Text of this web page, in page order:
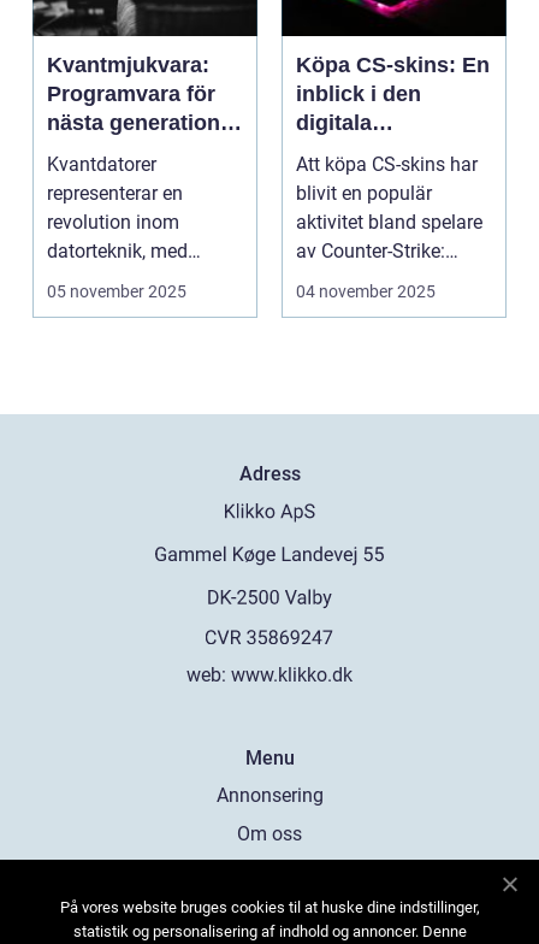
Kvantmjukvara:
Programvara för
nästa generations
datorer
Kvantdatorer
representerar en
revolution inom
datorteknik, med
kapacitet att lösa
05 november 2025
Köpa CS-skins: En
inblick i den
digitala
handelsvärlden
Att köpa CS-skins har
blivit en populär
aktivitet bland spelare
av Counter-Strike:
Global ...
04 november 2025
Adress
web: www.klikko.dk
Menu
Annonsering
Om oss
Kontakta oss
På vores website bruges cookies til at huske dine indstillinger,
statistik og personalisering af indhold og annoncer. Denne